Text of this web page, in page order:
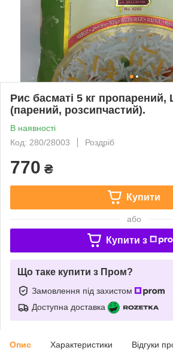
Рис басматі 5 кг пропарений,
(парений, розсипчастий).
В наявності
Код: 280/28003
Роздріб
770 ₴
Купити
або
Купити з
Що таке купити з Пром?
Замовлення під захистом
Доступна доставка
Опис Характеристики Відгуки